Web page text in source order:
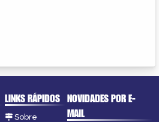
LINKS RÁPIDOS
Sobre
NOVIDADES POR E-
MAIL